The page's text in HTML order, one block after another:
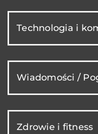
Technologia i
Wiadomości /
Zdrowie i fitness